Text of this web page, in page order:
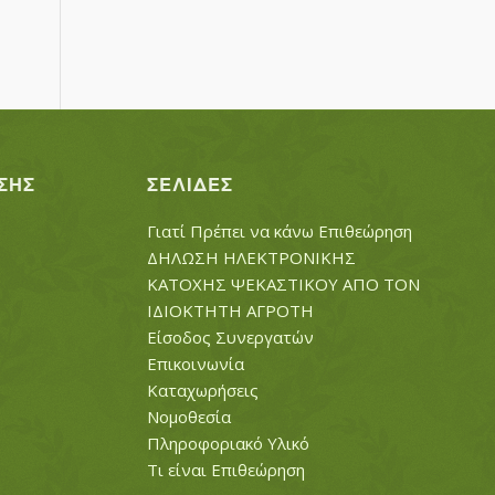
ΣΕΛΊΔΕΣ
Γιατί Πρέπει να κάνω Επιθεώρηση
ΔΗΛΩΣΗ ΗΛΕΚΤΡΟΝΙΚΗΣ
ΚΑΤΟΧΗΣ ΨΕΚΑΣΤΙΚΟΥ ΑΠΟ ΤΟΝ
ΙΔΙΟΚΤΗΤΗ ΑΓΡΟΤΗ
Είσοδος Συνεργατών
Επικοινωνία
Καταχωρήσεις
Νομοθεσία
Πληροφοριακό Υλικό
Τι είναι Επιθεώρηση